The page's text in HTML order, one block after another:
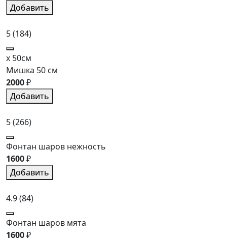
Добавить
5(184)
x 50см
Мишка 50 см
2000₽
Добавить
5(266)
Фонтан шаров нежность
1600₽
Добавить
4.9(84)
Фонтан шаров мята
1600₽